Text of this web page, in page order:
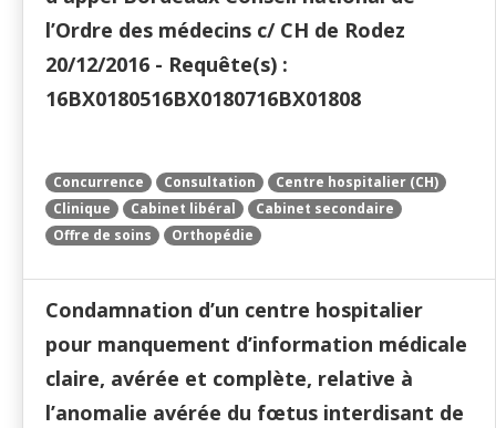
l’Ordre des médecins c/ CH de Rodez
20/12/2016 - Requête(s) :
16BX0180516BX0180716BX01808
Concurrence Consultation
Centre hospitalier (CH)
Clinique
Cabinet libéral
Cabinet secondaire
Offre de soins
Orthopédie
Condamnation d’un centre hospitalier
pour manquement d’information médicale
claire, avérée et complète, relative à
l’anomalie avérée du fœtus interdisant de